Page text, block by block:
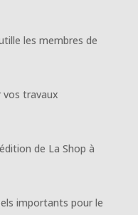
les membres de
vos travaux
de La Shop à
importants pour le